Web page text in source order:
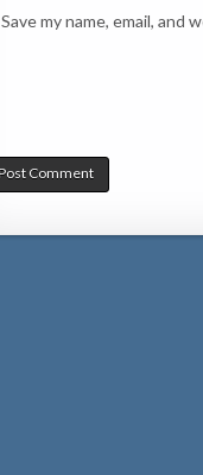
Save my name, email,